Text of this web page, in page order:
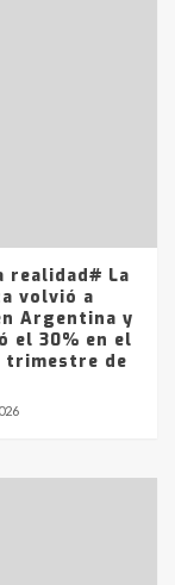
Carlos
realidad# La
volvió a
Argentina y
el 30% en el
trimestre de